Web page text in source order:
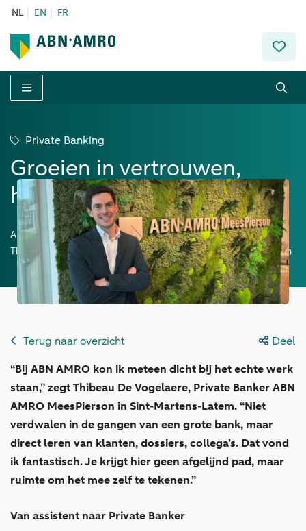
NL EN FR
Menu
Private Banking
Groeien in vertrouwen,
handelen met goesting
Auteur:
Thibeau De Vogelaere - Private Banker ABN AMRO MeesPierson
Terug naar overzicht
Deel
“Bij ABN AMRO kon ik meteen dicht bij het echte werk
staan,” zegt Thibeau De Vogelaere, Private Banker ABN
AMRO MeesPierson in Sint-Martens-Latem. “Niet
verdwalen in de gangen van een grote bank, maar
direct leren van klanten, dossiers, collega’s. Dat vond
ik fantastisch. Je krijgt hier geen afgelijnd pad, maar
ruimte om het mee zelf te tekenen.”
Van assistent naar Private Banker